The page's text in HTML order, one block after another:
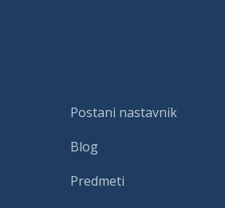
Postani nastavnik
Blog
Predmeti